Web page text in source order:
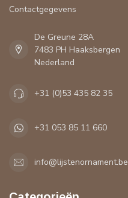
Contactgegevens
De Greune 28A
7483 PH Haaksbergen
Nederland
+31 (0)53 435 82 35
+31 053 85 11 660
info@lijstenornament.be